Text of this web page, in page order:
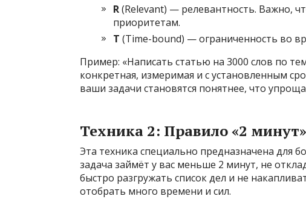
R(Relevant) — релевантность. Важно,
приоритетам.
T (Time-bound) — ограниченность во
Пример: «Написать статью на 3000 слов по
конкретная, измеримая и с установленным
ваши задачи становятся понятнее, что
Техника 2: Правило «2 минут»
Эта техника специально предназначена для
задача займёт у вас меньше 2 минут, не
быстро разгружать список дел и не
отобрать много времени и сил.